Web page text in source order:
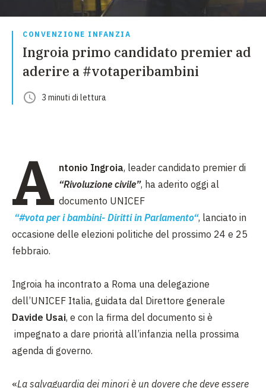
CONVENZIONE INFANZIA
Ingroia primo candidato premier ad
aderire a #votaperibambini
3 minuti di lettura
A ntonio Ingroia, leader candidato premier di
“Rivoluzione civile”, ha aderito oggi al
documento UNICEF
“#vota per i bambini- Diritti in Parlamento“, lanciato in
occasione delle elezioni politiche del prossimo 24 e 25
febbraio.
Ingroia ha incontrato a Roma una delegazione
dell’UNICEF Italia, guidata dal Direttore generale
Davide Usai, e con la firma del documento si è
impegnato a dare priorità all’infanzia nella prossima
agenda di governo.
«La salvaguardia dei minori è un dovere che deve essere